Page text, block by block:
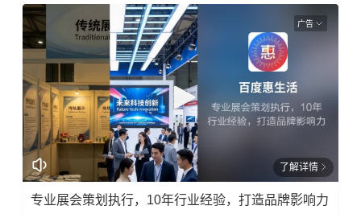
广告
了解详情
专业展会策划执行，10年行业经验，打造品牌影响力